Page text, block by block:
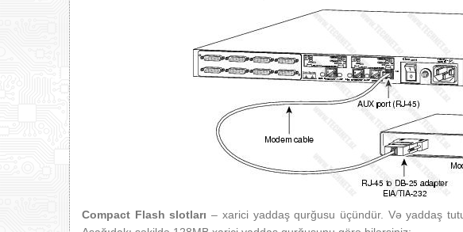
Compact Flash slotları – xarici yaddaş qurğusu üçündür. Və yaddaş